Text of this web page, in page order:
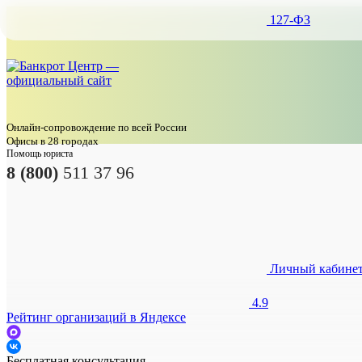
127-ФЗ
Личный
Онлайн-сопровождение по всей России
Офисы в 28 городах
Помощь юриста
8 (800) 511 37 96
4.9
Рейтинг организаций в Яндексе